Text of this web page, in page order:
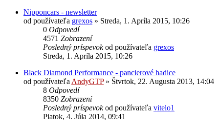
Nipponcars - newsletter
od používateľa grexos » Streda, 1. Apríla 2015, 10:26
0 Odpovedí
4571 Zobrazení
Posledný príspevokod používateľa grexos
Streda, 1. Apríla 2015, 10:26
Black Diamond Performance - pancierové hadice
od používateľa AndyGTP» Štvrtok, 22. Augusta 2013, 14:04
8 Odpovedí
8350 Zobrazení
Posledný príspevokod používateľa vitelo1
Piatok, 4. Júla 2014, 09:41